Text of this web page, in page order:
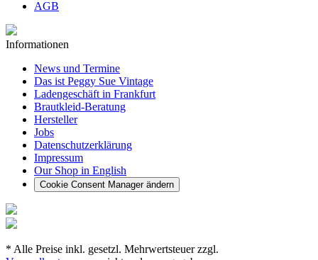
AGB
Informationen
News und Termine
Das ist Peggy Sue Vintage
Ladengeschäft in Frankfurt
Brautkleid-Beratung
Hersteller
Jobs
Datenschutzerklärung
Impressum
Our Shop in English
Cookie Consent Manager ändern
* Alle Preise inkl. gesetzl. Mehrwertsteuer zzgl.